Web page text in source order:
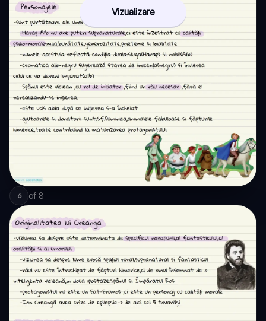
Vizualizare
6 of 8